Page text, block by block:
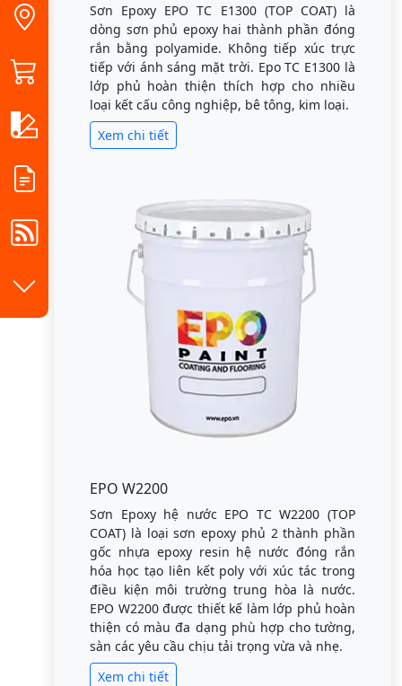
Sơn Epoxy EPO TC E1300 (TOP COAT) là
dòng sơn phủ epoxy hai thành phần đóng
rắn bằng polyamide. Không tiếp xúc trực
tiếp với ánh sáng mặt trời. Epo TC E1300 là
lớp phủ hoàn thiện thích hợp cho nhiều
loại kết cấu công nghiệp, bê tông, kim loại.
Xem chi tiết
EPO W2200
Sơn Epoxy hệ nước EPO TC W2200 (TOP
COAT) là loại sơn epoxy phủ 2 thành phần
gốc nhựa epoxy resin hệ nước đóng rắn
hóa học tạo liên kết poly với xúc tác trong
điều kiện môi trường trung hòa là nước.
EPO W2200 được thiết kế làm lớp phủ hoàn
thiện có màu đa dạng phù hợp cho tường,
sàn các yêu cầu chịu tải trọng vừa và nhẹ.
Xem chi tiết